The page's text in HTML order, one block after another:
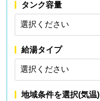
タンク容量
給湯タイプ
地域条件を選択(気温)